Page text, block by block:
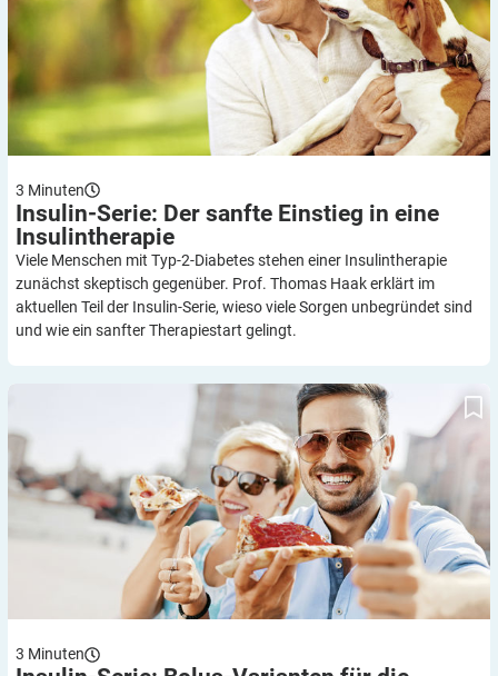
3 Minuten
Insulin-Serie: Der sanfte Einstieg in eine
Insulintherapie
Viele Menschen mit Typ-2-Diabetes stehen einer Insulintherapie
zunächst skeptisch gegenüber. Prof. Thomas Haak erklärt im
aktuellen Teil der Insulin-Serie, wieso viele Sorgen unbegründet sind
und wie ein sanfter Therapiestart gelingt.
Insulin-Serie: Bolus-Varianten für die Insulinpumpe
3 Minuten